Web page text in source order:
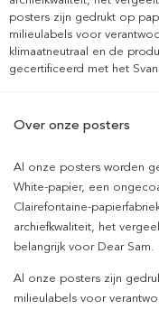
posters zijn gedrukt op
milieulabels voor
klimaatneutraal en de
gecertificeerd met het
Over onze posters
Al onze posters worden
White-papier, een
Clairefontaine-
archiefkwaliteit, het
belangrijk voor Dear Sam.
Al onze posters zijn
milieulabels voor